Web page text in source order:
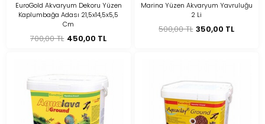
EuroGold Akvaryum Dekoru Yüzen
Kaplumbağa Adası 21,5x14,5x5,5
Cm
700,00 TL 450,00 TL
Marina Yüzen Akvaryum Yavruluğu
2 Li
500,00 TL 350,00 TL